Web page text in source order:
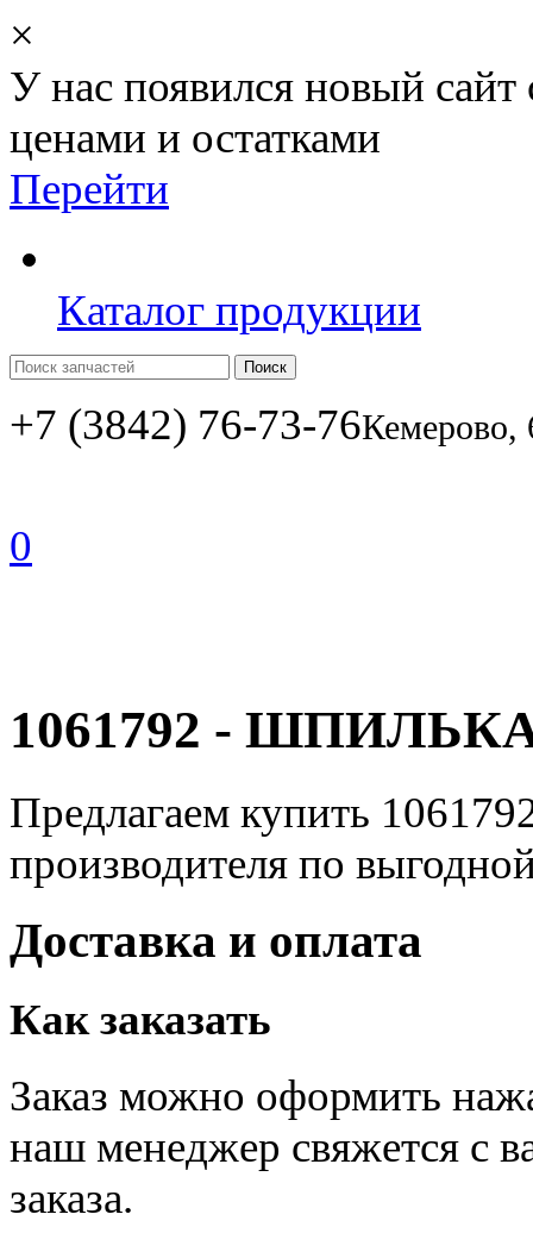
×
У нас появился новый сайт
ценами и остатками
Перейти
Каталог продукции
Поиск
+7 (3842) 76-73-76Кемерово,
0
1061792 -
Предлагаем купить
производителя по
Доставка и оплата
Как заказать
Заказ можно оформить
наш менеджер свяжется с
заказа.